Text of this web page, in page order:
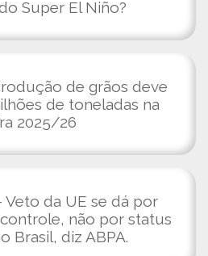
Super El Niño?
de grãos deve
de toneladas na
2025/26
Veto da UE se dá por
não por status
Brasil, diz ABPA.